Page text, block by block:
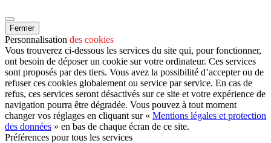
Fermer
Personnalisation des cookies
Vous trouverez ci-dessous les services du site qui, pour fonctionner,
ont besoin de déposer un cookie sur votre ordinateur. Ces services
sont proposés par des tiers. Vous avez la possibilité d’accepter ou de
refuser ces cookies globalement ou service par service. En cas de
refus, ces services seront désactivés sur ce site et votre expérience de
navigation pourra être dégradée. Vous pouvez à tout moment
changer vos réglages en cliquant sur « Mentions légales et protection
des données » en bas de chaque écran de ce site.
Préférences pour tous les services